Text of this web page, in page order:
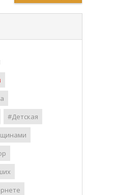
#Детская